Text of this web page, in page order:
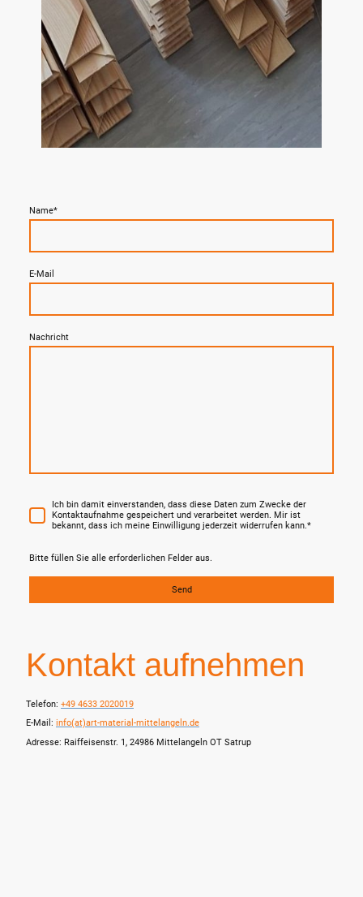
Name*
E-Mail
Nachricht
Ich bin damit einverstanden, dass diese Daten zum Zwecke der
Kontaktaufnahme gespeichert und verarbeitet werden. Mir ist
bekannt, dass ich meine Einwilligung jederzeit widerrufen kann.*
Bitte füllen Sie alle erforderlichen Felder aus.
Send
Kontakt aufnehmen
Telefon: +49 4633 2020019
E-Mail: info(at)art-material-mittelangeln.de
Adresse: Raiffeisenstr. 1, 24986 Mittelangeln OT Satrup